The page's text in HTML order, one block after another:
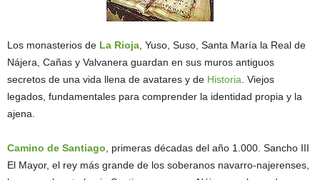
Los monasterios de La Rioja , Yuso, Suso, Santa María la Real de
Nájera, Cañas y Valvanera guardan en sus muros antiguos
secretos de una vida llena de avatares y de Historia . Viejos
legados, fundamentales para comprender la identidad propia y la
ajena.
Camino de Santiago , primeras décadas del año 1.000. Sancho III
El Mayor, el rey más grande de los soberanos navarro-najerenses,